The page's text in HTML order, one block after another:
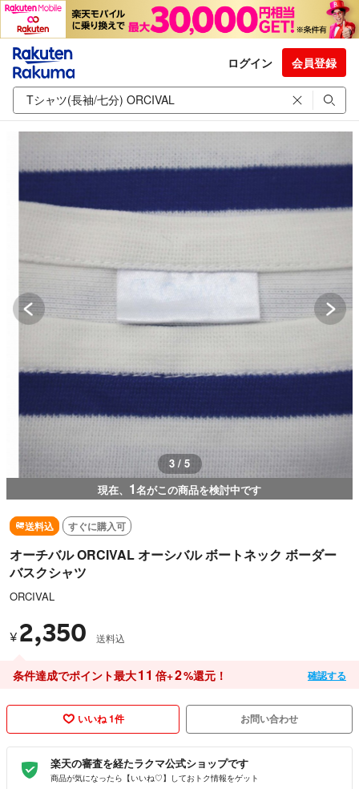
ログイン 会員登録
3 / 5
現在、 1名がこの商品を検討中です
送料込 すぐに購入可
オーチバル ORCIVAL オーシバル ボートネック ボーダー
バスクシャツ
ORCIVAL
¥ 2,350 送料込
条件達成でポイント最大11 倍+2%還元！ 確認する
いいね 1件 お問い合わせ
楽天の審査を経たラクマ公式ショップです
商品が気になったら【いいね♡】しておトク情報をゲット